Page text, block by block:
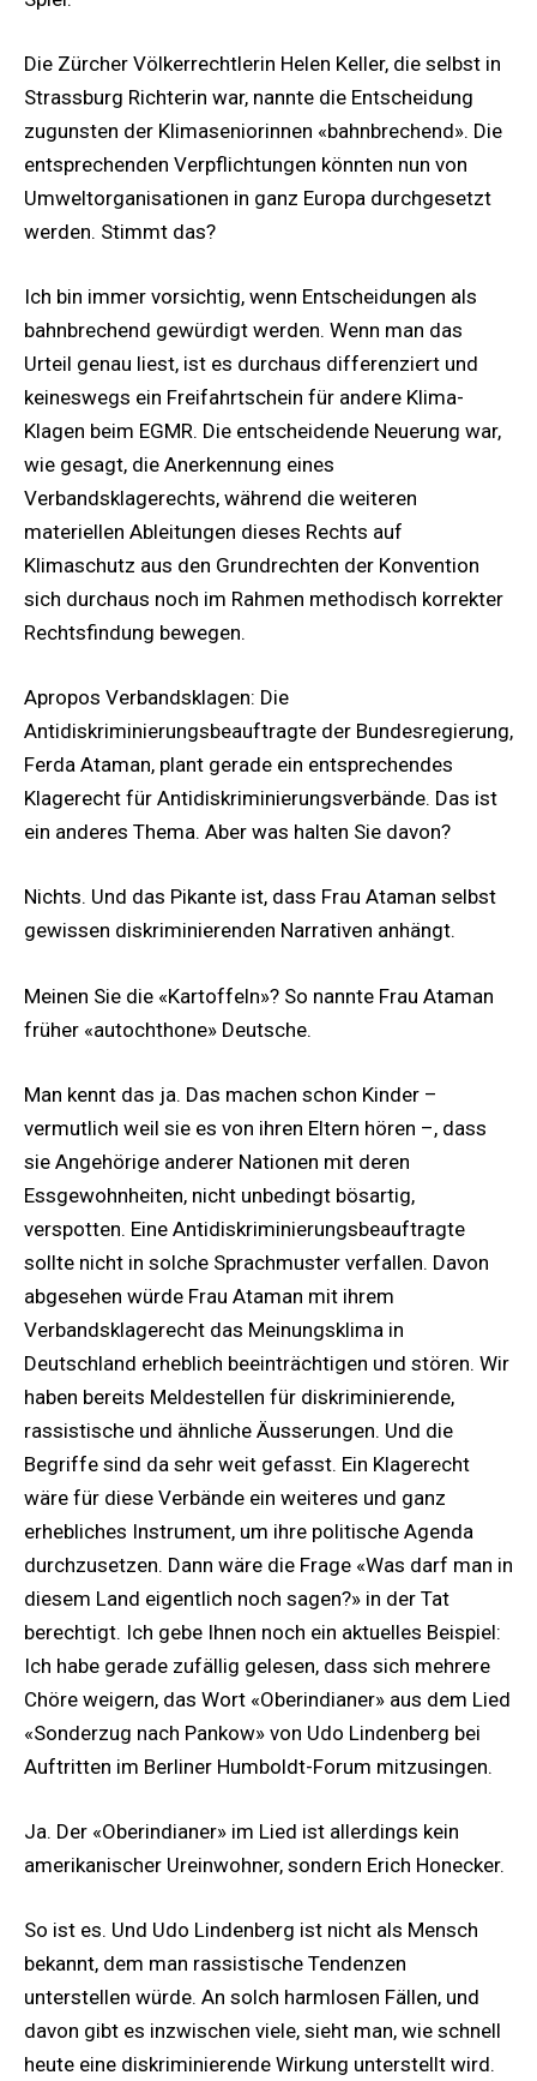
Die Zürcher Völkerrechtlerin Helen Keller, die selbst in
Strassburg Richterin war, nannte die Entscheidung
zugunsten der Klimaseniorinnen «bahnbrechend». Die
entsprechenden Verpflichtungen könnten nun von
Umweltorganisationen in ganz Europa durchgesetzt
werden. Stimmt das?
Ich bin immer vorsichtig, wenn Entscheidungen als
bahnbrechend gewürdigt werden. Wenn man das
Urteil genau liest, ist es durchaus differenziert und
keineswegs ein Freifahrtschein für andere Klima-
Klagen beim EGMR. Die entscheidende Neuerung war,
wie gesagt, die Anerkennung eines
Verbandsklagerechts, während die weiteren
materiellen Ableitungen dieses Rechts auf
Klimaschutz aus den Grundrechten der Konvention
sich durchaus noch im Rahmen methodisch korrekter
Rechtsfindung bewegen.
Apropos Verbandsklagen: Die
Antidiskriminierungsbeauftragte der Bundesregierung,
Ferda Ataman, plant gerade ein entsprechendes
Klagerecht für Antidiskriminierungsverbände. Das ist
ein anderes Thema. Aber was halten Sie davon?
Nichts. Und das Pikante ist, dass Frau Ataman selbst
gewissen diskriminierenden Narrativen anhängt.
Meinen Sie die «Kartoffeln»? So nannte Frau Ataman
früher «autochthone» Deutsche.
Man kennt das ja. Das machen schon Kinder –
vermutlich weil sie es von ihren Eltern hören –, dass
sie Angehörige anderer Nationen mit deren
Essgewohnheiten, nicht unbedingt bösartig,
verspotten. Eine Antidiskriminierungsbeauftragte
sollte nicht in solche Sprachmuster verfallen. Davon
abgesehen würde Frau Ataman mit ihrem
Verbandsklagerecht das Meinungsklima in
Deutschland erheblich beeinträchtigen und stören. Wir
haben bereits Meldestellen für diskriminierende,
rassistische und ähnliche Äusserungen. Und die
Begriffe sind da sehr weit gefasst. Ein Klagerecht
wäre für diese Verbände ein weiteres und ganz
erhebliches Instrument, um ihre politische Agenda
durchzusetzen. Dann wäre die Frage «Was darf man in
diesem Land eigentlich noch sagen?» in der Tat
berechtigt. Ich gebe Ihnen noch ein aktuelles Beispiel:
Ich habe gerade zufällig gelesen, dass sich mehrere
Chöre weigern, das Wort «Oberindianer» aus dem Lied
«Sonderzug nach Pankow» von Udo Lindenberg bei
Auftritten im Berliner Humboldt-Forum mitzusingen.
Ja. Der «Oberindianer» im Lied ist allerdings kein
amerikanischer Ureinwohner, sondern Erich Honecker.
So ist es. Und Udo Lindenberg ist nicht als Mensch
bekannt, dem man rassistische Tendenzen
unterstellen würde. An solch harmlosen Fällen, und
davon gibt es inzwischen viele, sieht man, wie schnell
heute eine diskriminierende Wirkung unterstellt wird.